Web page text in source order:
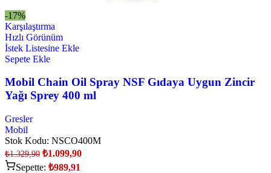
-17%
Karşılaştırma
Hızlı Görünüm
İstek Listesine Ekle
Sepete Ekle
Mobil Chain Oil Spray NSF Gıdaya Uygun Zincir
Yağı Sprey 400 ml
Gresler
Mobil
Stok Kodu: NSCO400M
₺1.329,90 ₺1.099,90
Sepette: ₺989,91